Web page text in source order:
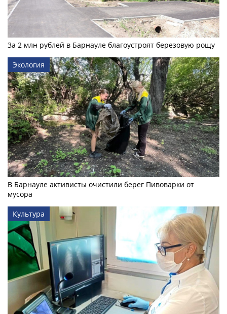
За 2 млн рублей в Барнауле благоустроят березовую рощу
Экология
В Барнауле активисты очистили берег Пивоварки от
мусора
Культура